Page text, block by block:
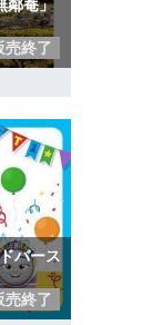
鄰菴」
売終了
バース
売終了